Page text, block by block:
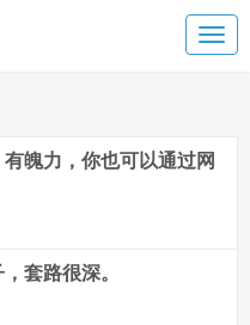
魄力，你也可以通过网
套路很深。